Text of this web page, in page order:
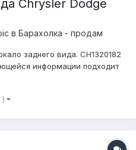
Chrysler Dodge
в Барахолка - продам
заднего вида. CH1320182
информации подходит
300M Chrysler Concorde
)